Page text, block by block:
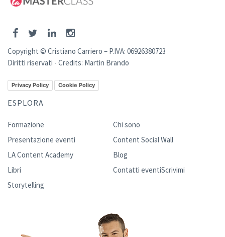
Copyright © Cristiano Carriero – P.IVA: 06926380723
Diritti riservati - Credits: Martin Brando
Privacy Policy Cookie Policy
ESPLORA
Formazione
Presentazione eventi
LA Content Academy
Libri
Storytelling
Chi sono
Content Social Wall
Blog
Contatti eventiScrivimi